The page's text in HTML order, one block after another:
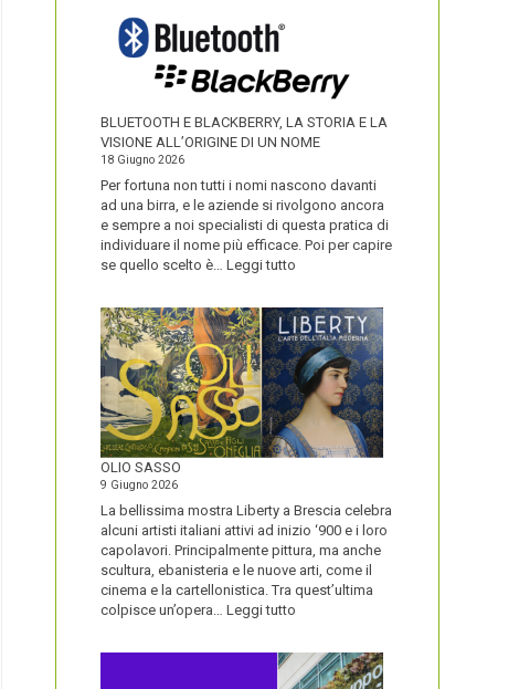
NOMI
DEI
SUOI
PRODOTTI
BLUETOOTH E BLACKBERRY, LA STORIA E LA
VISIONE ALL’ORIGINE DI UN NOME
18 Giugno 2026
Per fortuna non tutti i nomi nascono davanti
ad una birra, e le aziende si rivolgono ancora
e sempre a noi specialisti di questa pratica di
individuare il nome più efficace. Poi per capire
se quello scelto è… Leggi tutto
BLACKBERRY,
LA
STORIA
E
LA
VISIONE
ALL’ORIGINE
DI
NOME
OLIO SASSO
9 Giugno 2026
La bellissima mostra Liberty a Brescia celebra
alcuni artisti italiani attivi ad inizio ‘900 e i loro
capolavori. Principalmente pittura, ma anche
scultura, ebanisteria e le nuove arti, come il
cinema e la cartellonistica. Tra quest’ultima
colpisce un’opera… Leggi tutto